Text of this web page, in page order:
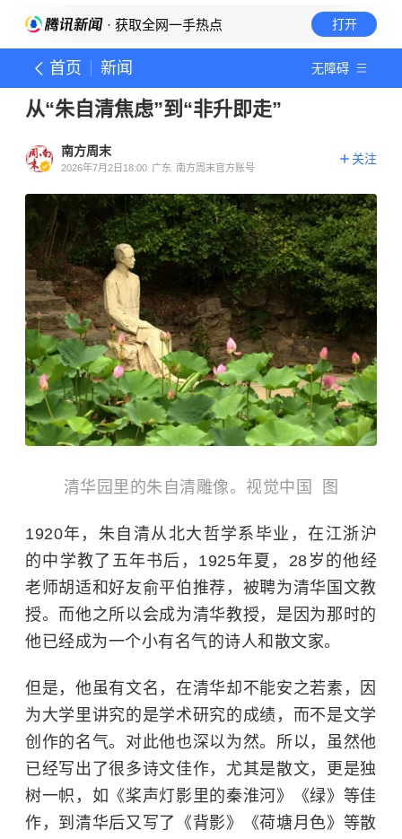
· 获取全网一手热点 打开
首页 新闻 无障碍
从“朱自清焦虑”到“非升即走”
南方周末
2026年7月2日18:00 广东 南方周末官方账号
关注
清华园里的朱自清雕像。视觉中国 图
1920年，朱自清从北大哲学系毕业，在江浙沪
的中学教了五年书后，1925年夏，28岁的他经
老师胡适和好友俞平伯推荐，被聘为清华国文教
授。而他之所以会成为清华教授，是因为那时的
他已经成为一个小有名气的诗人和散文家。
但是，他虽有文名，在清华却不能安之若素，因
为大学里讲究的是学术研究的成绩，而不是文学
创作的名气。对此他也深以为然。所以，虽然他
已经写出了很多诗文佳作，尤其是散文，更是独
树一帜，如《桨声灯影里的秦淮河》《绿》等佳
作，到清华后又写了《背影》《荷塘月色》等散